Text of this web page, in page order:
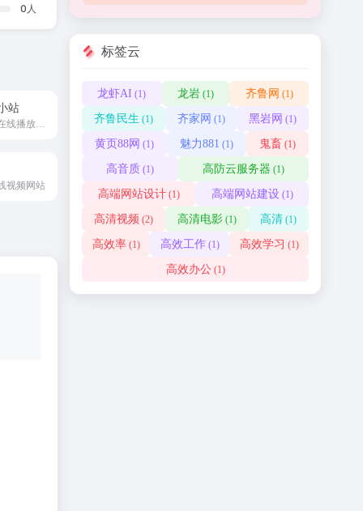
0 人
站
视频网站
标签云
龙虾AI (1) 龙岩 (1) 齐鲁网 (1)
齐鲁民生 (1) 齐家网 (1) 黑岩网 (1)
黄页88网 (1) 魅力881 (1) 鬼畜 (1)
高音质 (1) 高防云服务器 (1)
高端网站设计(1) 高端网站建设(1)
高清视频 (2) 高清电影(1) 高清 (1)
高效率(1) 高效工作(1) 高效学习 (1)
高效办公(1)